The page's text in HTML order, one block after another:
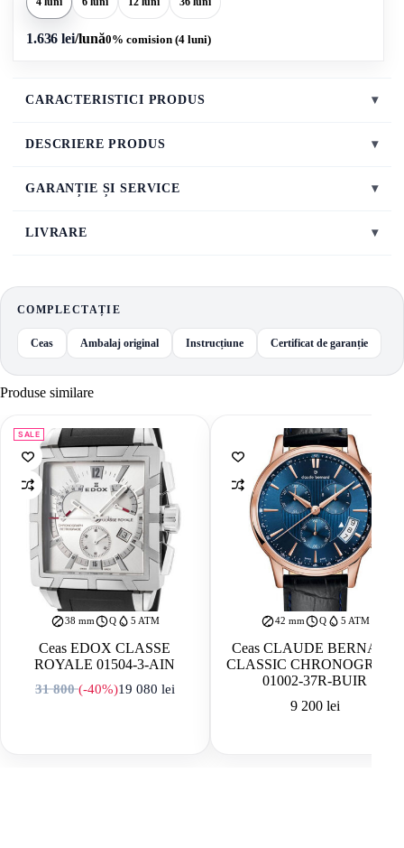
1.636 lei/lună0% comision (4 luni)
CARACTERISTICI PRODUS ▾
DESCRIERE PRODUS ▾
GARANȚIE ȘI SERVICE ▾
LIVRARE ▾
COMPLECTAȚIE
Ceas Ambalaj original Instrucțiune Certificat de garanție
Produse similare
SALE
38 mm Q 5 ATM
Ceas EDOX CLASSE
ROYALE 01504-3-AIN
31 800(-40%)
Prețul inițial a fost: 31 800 lei.
19 080 lei
Prețul curent este: 19 080 lei.
42 mm Q 5 ATM
Ceas CLAUDE BERNARD
CLASSIC CHRONOGRAPH
01002-37R-BUIR
9 200 lei